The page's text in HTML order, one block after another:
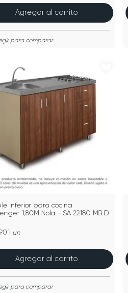
Agregar al carrito
Inferior para cocina
1,80M Nola - SA 22180 MB D
un
Agregar al carrito